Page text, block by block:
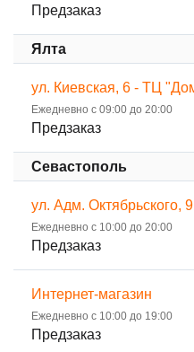
Предзаказ
Ялта
ул. Киевская, 6 - ТЦ
Ежедневно с 09:00 до 20:00
Предзаказ
Севастополь
ул. Адм. Октябрьского, 9
Ежедневно с 10:00 до 20:00
Предзаказ
Интернет-магазин
Ежедневно с 10:00 до 19:00
Предзаказ